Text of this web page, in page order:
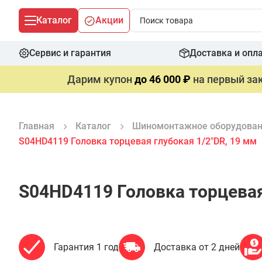
Каталог Акции
Сервис и гарантия Доставка и
Дарим купондо 46 000 ₽ на первый
Главная Каталог Шиномонтажное
S04HD4119 Головка торцевая глубокая 1/2"DR, 19 мм
S04HD4119 Головка
Гарантия 1 год Доставка от 2 дней